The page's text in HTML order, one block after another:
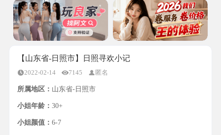
【山东省-日照市】日照寻欢小记
2022-02-14 7145 匿名
所属地区： 山东省-日照市
小姐年龄： 30+
小姐颜值： 6-7